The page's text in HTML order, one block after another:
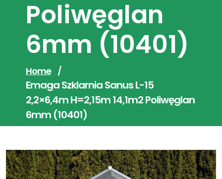
Poliwęglan
6mm (10401)
Home /
Emaga Szklarnia Sanus L-15
2,2×6,4m H=2,15m 14,1m2 Poliwęglan
6mm (10401)